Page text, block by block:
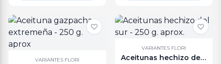
VARIANTES FLORI
VARIANTES FLORI
Aceitunas hechizo del sur - 250 g. aprox.